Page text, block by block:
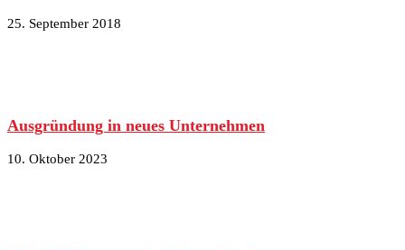
25. September 2018
Ausgründung in neues Unternehmen
10. Oktober 2023